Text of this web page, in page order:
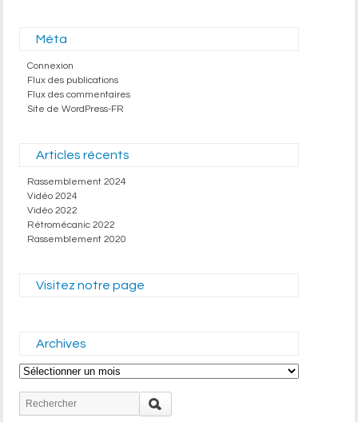
Méta
Connexion
Flux des publications
Flux des commentaires
Site de WordPress-FR
Articles récents
Rassemblement 2024
Vidéo 2024
Vidéo 2022
Rétromécanic 2022
Rassemblement 2020
Visitez notre page
Archives
Archives